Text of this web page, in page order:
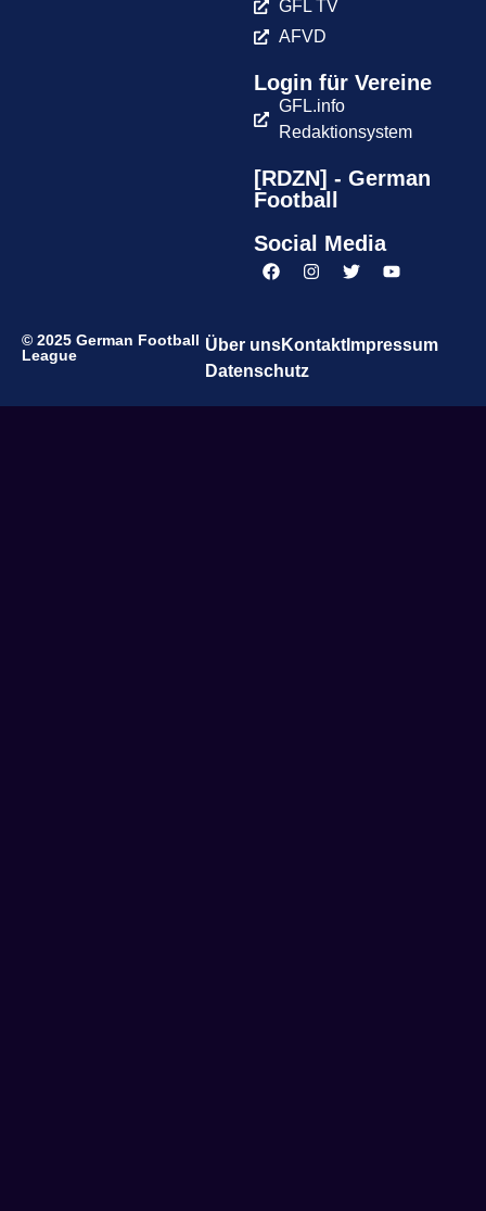
GFL TV
AFVD
Login für Vereine
GFL.info
Redaktionsystem
[RDZN] - German
Football
Social Media
© 2025 German Football
League
Über unsKontaktImpressum
Datenschutz